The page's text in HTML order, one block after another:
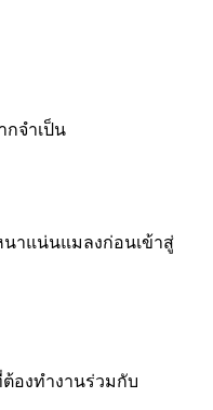
จำเป็น
าแน่นแมลงก่อนเข้าสู่
องทำงานร่วมกับ